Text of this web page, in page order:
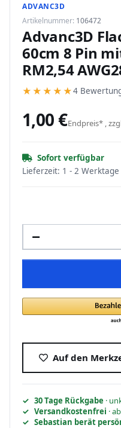
Advanc3D
60cm 8 Pin
RM2,54
★ ★ ★ ★ ★4
Artikelnummer: 106472
ADVANC3D
1,00 €Endpreis* ,
Sofort verfügbar
Lieferzeit: 1 - 2 Werktage
Auf den
30 Tage Rückgabe ·
Versandkostenfrei ·
Sebastian berät